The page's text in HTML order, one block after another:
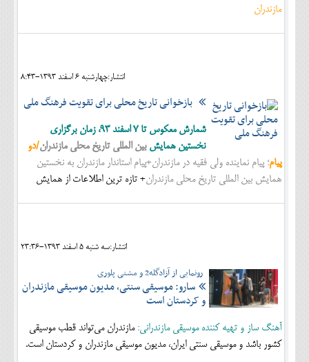
مازندران
انتشار:چهارشنبه 6 اسفند 1393-8:43
بازخوانی تاریخ محلی برای تقویت فرهنگ ملی
شمارش معکوس تا 7 اسفند 93، زمان برگزاری
نخستین همایش بین المللی تاریخ محلی مازندران/دو
پیام؛ پیام نماینده ولی فقیه در مازندران+پیام استاندار مازندران به نخستین
همایش بین المللی تاریخ محلی مازندران+ تازه ترین اطلاعات از همایش
انتشار:سه شنبه 5 اسفند 1393-23:36
رونمایی از آزادگله2 و مشتی پلوری
سارو: موسیقی سنتی، مدیون موسیقی مازندران
و کردستان است
آهنگ ساز و تهیه کننده موسیقی مازندرانی: مازندران می‌تواند قطب موسیقی
کشور باشد و موسیقی سنتی ایران، مدیون موسیقی مازندران و کردستان است.